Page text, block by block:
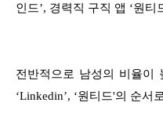
인드’, 경력직 구직 앱 ‘원티
전반적으로 남성의 비율이
‘Linkedin’, ‘원티드'의 순서